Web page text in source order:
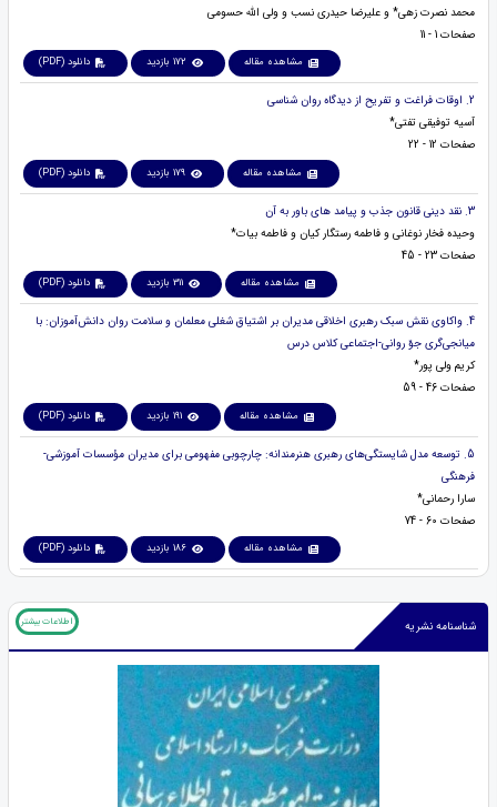
محمد نصرت زهی* و علیرضا حیدری نسب و ولی الله حسومی
صفحات 1 - 11
مشاهده مقاله 172 بازدید دانلود (PDF)
2. اوقات فراغت و تفریح از دیدگاه روان شناسی
آسیه توفیقی تفتی*
صفحات 12 - 22
مشاهده مقاله 179 بازدید دانلود (PDF)
3. نقد دینی قانون جذب و پیامد های باور به آن
وحیده فخار نوغانی و فاطمه رستگار کیان و فاطمه بیات*
صفحات 23 - 45
مشاهده مقاله 311 بازدید دانلود (PDF)
4. واکاوی نقش سبک رهبری اخلاقی مدیران بر اشتیاق شغلی معلمان و سلامت روان دانش‌آموزان: با
میانجی‌گری جوّ روانی-اجتماعی کلاس درس
کریم ولی پور*
صفحات 46 - 59
مشاهده مقاله 191 بازدید دانلود (PDF)
5. توسعه مدل شایستگی‌های رهبری هنرمندانه: چارچوبی مفهومی برای مدیران مؤسسات آموزشی-
فرهنگی
سارا رحمانی*
صفحات 60 - 74
مشاهده مقاله 186 بازدید دانلود (PDF)
شناسنامه نشریه اطلاعات بیشتر